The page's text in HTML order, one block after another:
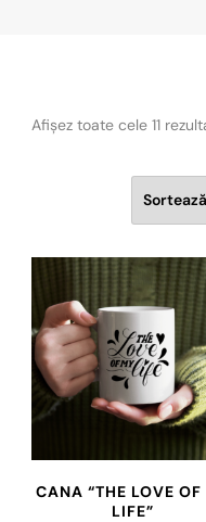
Afișez toate cele 11
CANA “THE LOVE OF
LIFE”